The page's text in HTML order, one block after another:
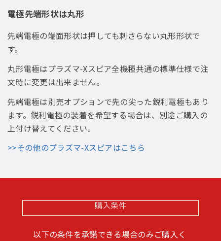
電極先端形状は丸形
先端電極の端面形状は押しても刺さらない丸形形状で
す。
丸形電極はプラズマ-Xスピア全機種共通の標準仕様で注
文時に変更は出来ません。
先端電極は別売オプションで先の尖った鋭利電極もあり
ます。鋭利電極の装着を希望する場合は、別途ご購入の
上付け替えてください。
>>その他のプラズマ-Xスピアはこちら
購入条件
以下の条件を承諾できる場合のみご購入く